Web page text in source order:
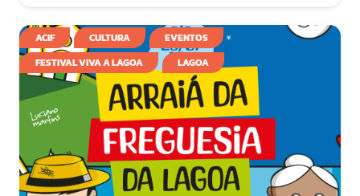
ACIF CULTURA
EVENTOS
FESTIVAL VIVA A LAGOA
LAGOA